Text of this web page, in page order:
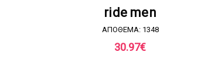
ΖΗΤΗΣΤΕ ΠΡΟΣΦΟΡΑ
ride men
ΑΠΟΘΕΜΑ: 1348
30.97€